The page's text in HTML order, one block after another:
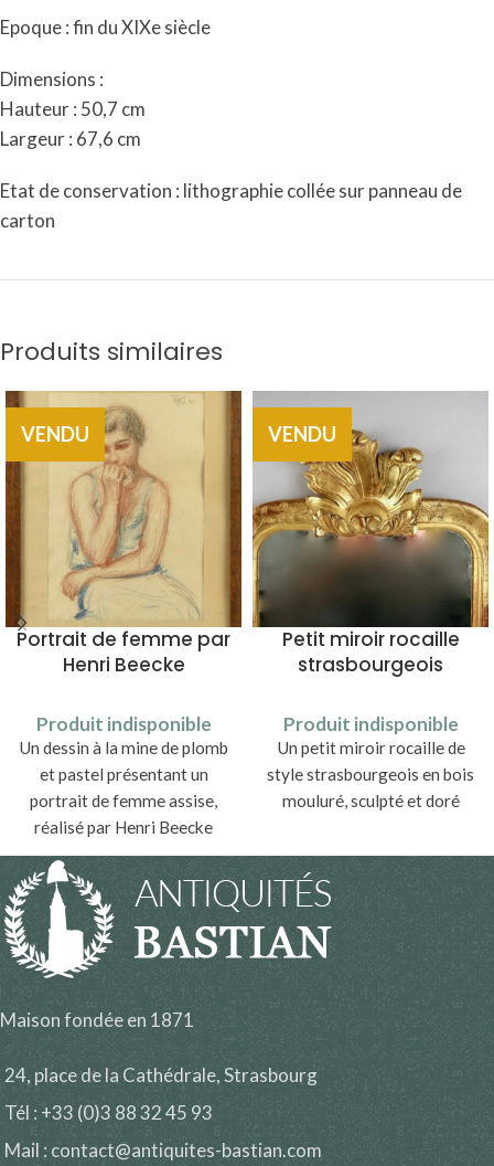
Epoque : fin du XIXe siècle
Dimensions :
Hauteur : 50,7 cm
Largeur : 67,6 cm
Etat de conservation : lithographie collée sur panneau de
carton
Produits similaires
VENDU
Portrait de femme par
Henri Beecke
Produit indisponible
Un dessin à la mine de plomb
et pastel présentant un
portrait de femme assise,
réalisé par Henri Beecke
(1877-1954).
VENDU
Petit miroir rocaille
strasbourgeois
Produit indisponible
Un petit miroir rocaille de
style strasbourgeois en bois
mouluré, sculpté et doré
Maison fondée en 1871
24, place de la Cathédrale, Strasbourg
Tél : +33 (0)3 88 32 45 93
Mail : contact@antiquites-bastian.com